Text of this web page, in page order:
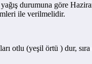
durumuna göre
ile verilmelidir.
otlu (yeşil örtü ) dur,